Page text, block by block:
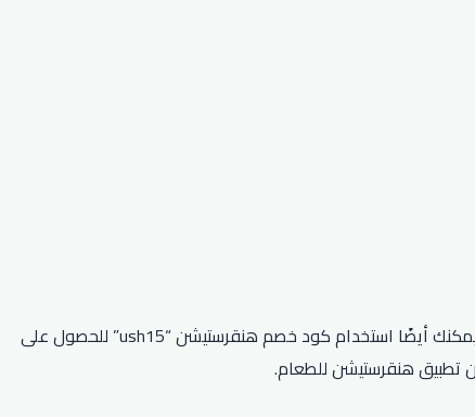
بصفتك مستخدمًا جديدًا لـ Hungerstation، يمكنك استخدام الرمز الترويجي “2MKRQRQ” لتلقي 20 ريالًا في محفظتك بعد 8 ساعات من الطلب. يمكنك أيضًا استخدام كود خصم هنقرستيشن “ush15” للحصول على